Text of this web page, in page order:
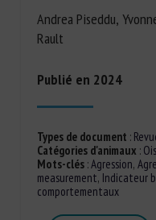
Andrea Piseddu,
Rault
Publié en 2024
Types de document :
Catégories d'animaux :
Mots-clés:Agression,
measurement, Indicateur
comportementaux